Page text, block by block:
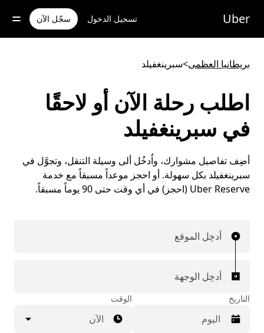
للوصول
المحتوى
Uber تسجيل الدخول سجّل الآن
بريطانيا العظمى>سبرينغفيلد
اطلب رحلة الآن أو لاحقًا
في سبرينغفيلد
أضِف تفاصيل مشوارك، واُدخُل ألى وسيلة التنقل، وتجوَّل في
سبرينغفيلد بكل سهولة. أو احجز موعداً مسبقاً مع خدمة
Uber Reserve (احجز) في أي وقت حتى 90 يوماً مسبقاً.
أدخِل الموقع
أدخِل الوجهة
التاريخ الوقت
الآن